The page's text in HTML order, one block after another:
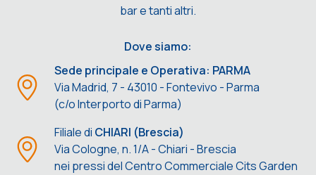
bar e tanti altri.
Dove siamo:
Sede principale e Operativa: PARMA
Via Madrid, 7 - 43010 - Fontevivo - Parma
(c/o Interporto di Parma)
Filiale di CHIARI (Brescia)
Via Cologne, n. 1/A - Chiari - Brescia
nei pressi del Centro Commerciale Cits Garden